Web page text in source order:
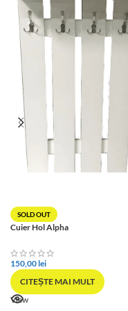
SOLD OUT
Cuier Hol Alpha
150,00lei
CITEȘTE MAI MULT
View